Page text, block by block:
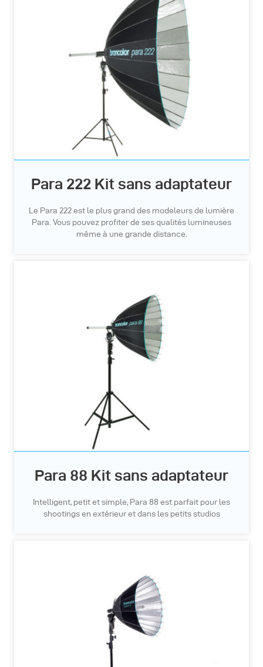
Para 222 Kit sans adaptateur
Le Para 222 est le plus grand des modeleurs de lumière
Para. Vous pouvez profiter de ses qualités lumineuses
même à une grande distance.
Para 88 Kit sans adaptateur
Intelligent, petit et simple, Para 88 est parfait pour les
shootings en extérieur et dans les petits studios